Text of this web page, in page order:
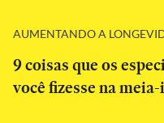
AUMENTANDO A
9 coisas que os
você fizesse na